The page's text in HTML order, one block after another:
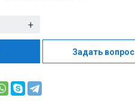
+
Задать вопрос